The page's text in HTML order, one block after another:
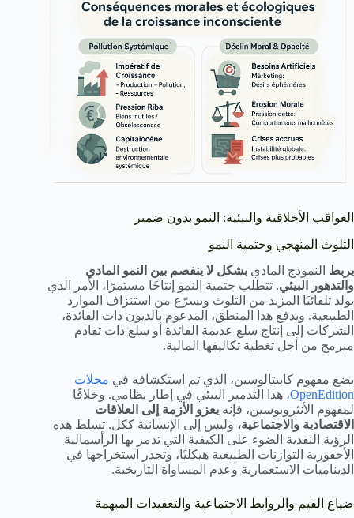
العواقب الأخلاقية والبيئية: النمو بدون ضمير
التلوث المنهجي وحتمية النمو
يربط النموذج المادي بشكل لا ينفصم بين النمو المادي
والتدهور البيئي. تتطلب حتمية النمو إنتاجًا مستمرًا، الأمر الذي
يولد تلقائيًا المزيد من التلوث ويسرّع من استنزاف الموارد
الطبيعية. ويدفع هذا المنطق، المدعوم بالديون ذات الفائدة،
الشركات إلى إنتاج سلع عديمة الفائدة أو سلع ذات تقادم
مبرمج من أجل تغطية تكاليفها المالية.
يضع مفهوم كابيتالوسين، الذي تم استكشافه في مجلات
OpenEdition، هذا التدمير البيئي في إطار نظامي. وخلافًا
لمفهوم الأنثروبوسين، فإنه يعزو الأزمة إلى العلاقات
الاقتصادية والاجتماعية، وليس إلى الإنسانية ككل. تسلط هذه
الرؤية النقدية الضوء على الكيفية التي تدمر بها الرأسمالية
الأحفورية التوازنات الطبيعية هيكليًا، وتجذر استخراجها في
الديناميات الاستعمارية وعدم المساواة التاريخية.
ضياع القيم والروابط الاجتماعية والتعقيدات المبهمة